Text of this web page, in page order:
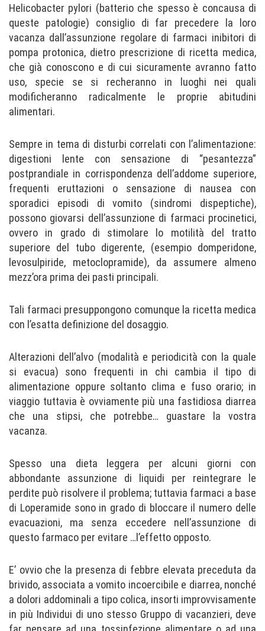
Helicobacter pylori (batterio che spesso è concausa di
queste patologie) consiglio di far precedere la loro
vacanza dall’assunzione regolare di farmaci inibitori di
pompa protonica, dietro prescrizione di ricetta medica,
che già conoscono e di cui sicuramente avranno fatto
uso, specie se si recheranno in luoghi nei quali
modificheranno radicalmente le proprie abitudini
alimentari.
Sempre in tema di disturbi correlati con l’alimentazione:
digestioni lente con sensazione di “pesantezza”
postprandiale in corrispondenza dell’addome superiore,
frequenti eruttazioni o sensazione di nausea con
sporadici episodi di vomito (sindromi dispeptiche),
possono giovarsi dell’assunzione di farmaci procinetici,
ovvero in grado di stimolare lo motilità del tratto
superiore del tubo digerente, (esempio domperidone,
levosulpiride, metoclopramide), da assumere almeno
mezz’ora prima dei pasti principali.
Tali farmaci presuppongono comunque la ricetta medica
con l’esatta definizione del dosaggio.
Alterazioni dell’alvo (modalità e periodicità con la quale
si evacua) sono frequenti in chi cambia il tipo di
alimentazione oppure soltanto clima e fuso orario; in
viaggio tuttavia è ovviamente più una fastidiosa diarrea
che una stipsi, che potrebbe… guastare la vostra
vacanza.
Spesso una dieta leggera per alcuni giorni con
abbondante assunzione di liquidi per reintegrare le
perdite può risolvere il problema; tuttavia farmaci a base
di Loperamide sono in grado di bloccare il numero delle
evacuazioni, ma senza eccedere nell’assunzione di
questo farmaco per evitare …l’effetto opposto.
E’ ovvio che la presenza di febbre elevata preceduta da
brivido, associata a vomito incoercibile e diarrea, nonché
a dolori addominali a tipo colica, insorti improvvisamente
in più Individui di uno stesso Gruppo di vacanzieri, deve